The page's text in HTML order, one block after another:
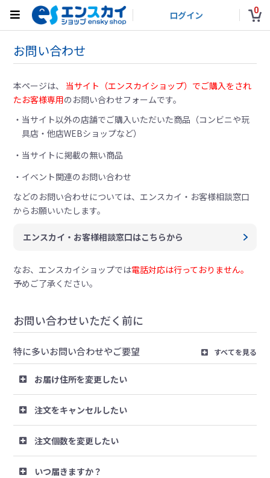
ログイン 0
お問い合わせ
本ページは、 当サイト（エンスカイショップ）でご購入をされ
たお客様専用のお問い合わせフォームです。
当サイト以外の店舗でご購入いただいた商品（コンビニや玩
具店・他店WEBショップなど）
当サイトに掲載の無い商品
イベント関連のお問い合わせ
などのお問い合わせについては、エンスカイ・お客様相談窓口
からお願いいたします。
エンスカイ・お客様相談窓口はこちらから
なお、エンスカイショップでは電話対応は行っておりません。
予めご了承ください。
お問い合わせいただく前に
特に多いお問い合わせやご要望 すべてを見る
お届け住所を変更したい
注文をキャンセルしたい
注文個数を変更したい
いつ届きますか？